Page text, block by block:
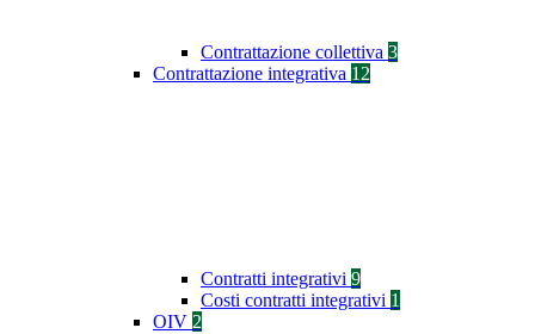
Contrattazione collettiva 3
Contrattazione integrativa 12
Contratti integrativi 9
Costi contratti integrativi 1
OIV 2